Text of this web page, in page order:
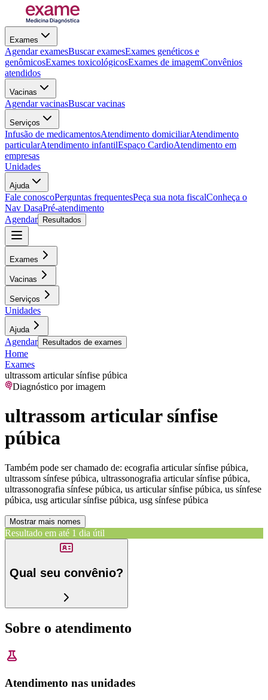
Exames
Agendar examesBuscar examesExames genéticos e
genômicosExames toxicológicosExames de imagemConvênios
atendidos
Vacinas
Agendar vacinasBuscar vacinas
Serviços
Infusão de medicamentosAtendimento domiciliarAtendimento
particularAtendimento infantilEspaço CardioAtendimento em
empresas
Unidades
Ajuda
Fale conoscoPerguntas frequentesPeça sua nota fiscalConheça o
Nav DasaPré-atendimento
Agendar
Resultados
Exames
Vacinas
Serviços
Unidades
Ajuda
Agendar Resultados de exames
Home
Exames
ultrassom articular sínfise púbica
Diagnóstico por imagem
ultrassom articular sínfise
púbica
Também pode ser chamado de: ecografia articular sínfise púbica,
ultrassom sínfese púbica, ultrassonografia articular sínfise púbica,
ultrassonografia sínfese púbica, us articular sínfise púbica, us sínfese
púbica, usg articular sínfise púbica, usg sínfese púbica
Mostrar mais nomes
Resultado em até 1 dia útil
Qual seu convênio?
Sobre o atendimento
Atendimento nas unidades